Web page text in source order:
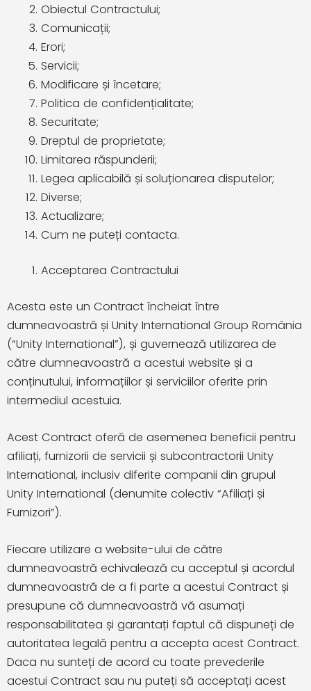
Obiectul Contractului;
Comunicații;
Erori;
Servicii;
Modificare și încetare;
Politica de confidențialitate;
Securitate;
Dreptul de proprietate;
Limitarea răspunderii;
Legea aplicabilă și soluționarea disputelor;
Diverse;
Actualizare;
Cum ne puteți contacta.
Acceptarea Contractului
Acesta este un Contract încheiat între
dumneavoastră și Unity International Group România
(“Unity International”), și guvernează utilizarea de
către dumneavoastră a acestui website și a
conținutului, informațiilor și serviciilor oferite prin
intermediul acestuia.
Acest Contract oferă de asemenea beneficii pentru
afiliați, furnizorii de servicii și subcontractorii Unity
International, inclusiv diferite companii din grupul
Unity International (denumite colectiv “Afiliați și
Furnizori”).
Fiecare utilizare a website-ului de către
dumneavoastră echivalează cu acceptul și acordul
dumneavoastră de a fi parte a acestui Contract și
presupune că dumneavoastră vă asumați
responsabilitatea și garantați faptul că dispuneți de
autoritatea legală pentru a accepta acest Contract.
Daca nu sunteți de acord cu toate prevederile
acestui Contract sau nu puteți să acceptați acest